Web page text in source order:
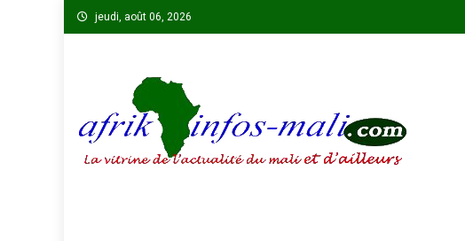
Skip
to
jeudi, août 06, 2026